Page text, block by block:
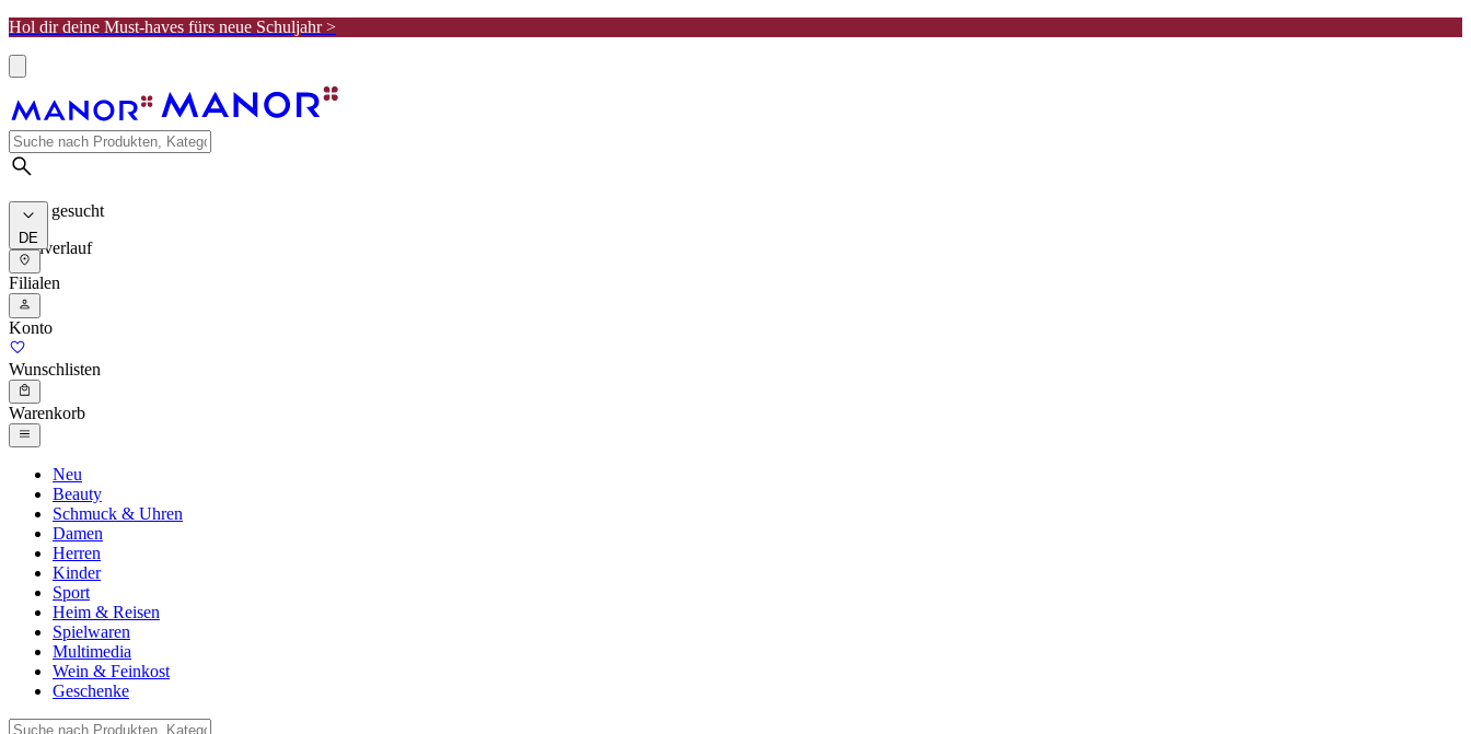
Hol dir deine Must-haves fürs neue Schuljahr >
Meist gesucht
Suchverlauf
DE
Filialen
Konto
Wunschlisten
Warenkorb
Neu
Beauty
Schmuck & Uhren
Damen
Herren
Kinder
Sport
Heim & Reisen
Spielwaren
Multimedia
Wein & Feinkost
Geschenke